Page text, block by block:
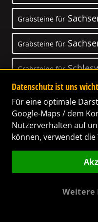
Grabsteine für
Grabsteine für
Grabsteine für
es uns zur Aufgabe
Datenschutz ist uns
Für eine optimale
Google-Maps / dem
Nutzerverhalten auf
können, verwendet die
Weitere